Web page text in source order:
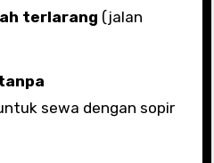
terlarang (jalan
sewa dengan sopir